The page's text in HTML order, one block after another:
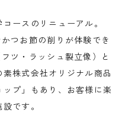
ースのリニューアル。
つお節の削りが体験でき
ツ・ラッシュ製立像）と
株式会社オリジナル商品
プ」もあり、お客様に楽
です。